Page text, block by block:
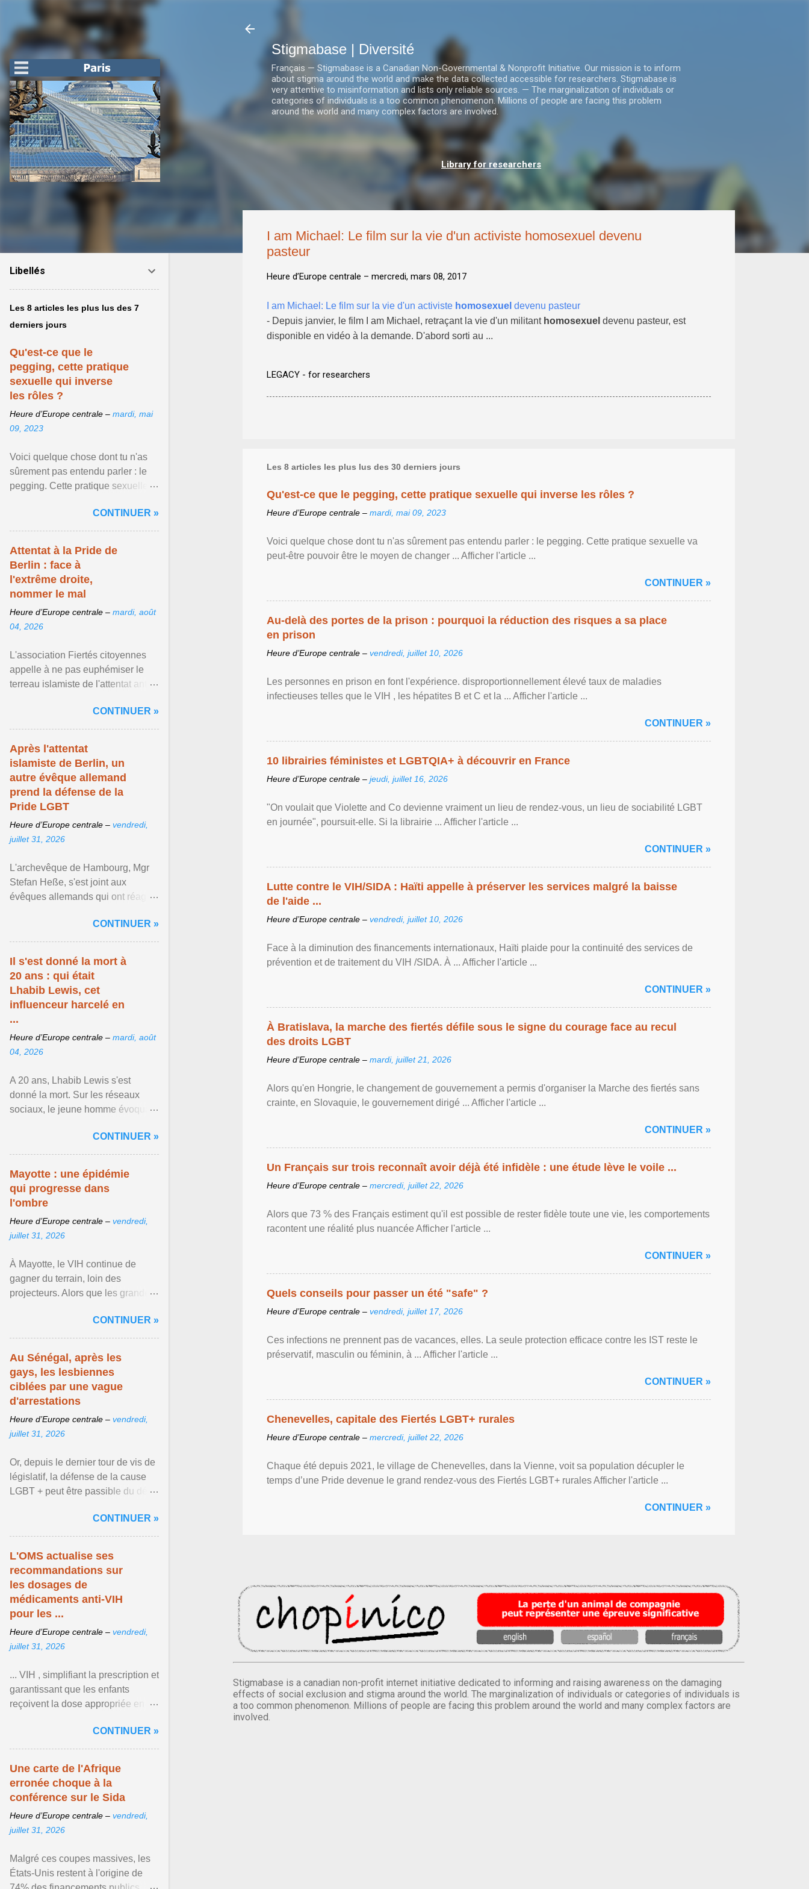
Stigmabase | Diversité
Français — Stigmabase is a Canadian Non-Governmental & Nonprofit Initiative. Our mission is to inform
about stigma around the world and make the data collected accessible for researchers. Stigmabase is
very attentive to misinformation and lists only reliable sources. — The marginalization of individuals or
categories of individuals is a too common phenomenon. Millions of people are facing this problem
around the world and many complex factors are involved.
Library for researchers
I am Michael: Le film sur la vie d'un activiste homosexuel devenu
pasteur
Heure d’Europe centrale – mercredi, mars 08, 2017
I am Michael: Le film sur la vie d'un activiste homosexuel devenu pasteur
- Depuis janvier, le film I am Michael, retraçant la vie d'un militant homosexuel devenu pasteur, est
disponible en vidéo à la demande. D'abord sorti au ...
LEGACY - for researchers
Les 8 articles les plus lus des 30 derniers jours
Qu'est-ce que le pegging, cette pratique sexuelle qui inverse les rôles ?
Heure d’Europe centrale – mardi, mai 09, 2023
Voici quelque chose dont tu n'as sûrement pas entendu parler : le pegging. Cette pratique sexuelle va
peut-être pouvoir être le moyen de changer ... Afficher l'article ...
CONTINUER »
Au-delà des portes de la prison : pourquoi la réduction des risques a sa place
en prison
Heure d’Europe centrale – vendredi, juillet 10, 2026
Les personnes en prison en font l'expérience. disproportionnellement élevé taux de maladies
infectieuses telles que le VIH , les hépatites B et C et la ... Afficher l'article ...
CONTINUER »
10 librairies féministes et LGBTQIA+ à découvrir en France
Heure d’Europe centrale – jeudi, juillet 16, 2026
"On voulait que Violette and Co devienne vraiment un lieu de rendez-vous, un lieu de sociabilité LGBT
en journée", poursuit-elle. Si la librairie ... Afficher l'article ...
CONTINUER »
Lutte contre le VIH/SIDA : Haïti appelle à préserver les services malgré la baisse
de l'aide ...
Heure d’Europe centrale – vendredi, juillet 10, 2026
Face à la diminution des financements internationaux, Haïti plaide pour la continuité des services de
prévention et de traitement du VIH /SIDA. À ... Afficher l'article ...
CONTINUER »
À Bratislava, la marche des fiertés défile sous le signe du courage face au recul
des droits LGBT
Heure d’Europe centrale – mardi, juillet 21, 2026
Alors qu'en Hongrie, le changement de gouvernement a permis d'organiser la Marche des fiertés sans
crainte, en Slovaquie, le gouvernement dirigé ... Afficher l'article ...
CONTINUER »
Un Français sur trois reconnaît avoir déjà été infidèle : une étude lève le voile ...
Heure d’Europe centrale – mercredi, juillet 22, 2026
Alors que 73 % des Français estiment qu'il est possible de rester fidèle toute une vie, les comportements
racontent une réalité plus nuancée Afficher l'article ...
CONTINUER »
Quels conseils pour passer un été "safe" ?
Heure d’Europe centrale – vendredi, juillet 17, 2026
Ces infections ne prennent pas de vacances, elles. La seule protection efficace contre les IST reste le
préservatif, masculin ou féminin, à ... Afficher l'article ...
CONTINUER »
Chenevelles, capitale des Fiertés LGBT+ rurales
Heure d’Europe centrale – mercredi, juillet 22, 2026
Chaque été depuis 2021, le village de Chenevelles, dans la Vienne, voit sa population décupler le
temps d’une Pride devenue le grand rendez-vous des Fiertés LGBT+ rurales Afficher l'article ...
CONTINUER »
Stigmabase is a canadian non-profit internet initiative dedicated to informing and raising awareness on the damaging
effects of social exclusion and stigma around the world. The marginalization of individuals or categories of individuals is
a too common phenomenon. Millions of people are facing this problem around the world and many complex factors are
involved.
Libellés
Les 8 articles les plus lus des 7
derniers jours
Qu'est-ce que le
pegging, cette pratique
sexuelle qui inverse
les rôles ?
Heure d’Europe centrale – mardi, mai
09, 2023
Voici quelque chose dont tu n'as
sûrement pas entendu parler : le
pegging. Cette pratique sexuelle
de changer ... Afficher l'article ...
CONTINUER »
Attentat à la Pride de
Berlin : face à
l'extrême droite,
nommer le mal
Heure d’Europe centrale – mardi, août
04, 2026
L'association Fiertés citoyennes
appelle à ne pas euphémiser le
terreau islamiste de l'attentat anti-
de Berlin ... Afficher l'article ...
CONTINUER »
Après l'attentat
islamiste de Berlin, un
autre évêque allemand
prend la défense de la
Pride LGBT
Heure d’Europe centrale – vendredi,
juillet 31, 2026
L'archevêque de Hambourg, Mgr
Stefan Heße, s'est joint aux
évêques allemands qui ont réagi
perpétré le ... Afficher l'article ...
CONTINUER »
Il s'est donné la mort à
20 ans : qui était
Lhabib Lewis, cet
influenceur harcelé en
...
Heure d’Europe centrale – mardi, août
04, 2026
A 20 ans, Lhabib Lewis s'est
donné la mort. Sur les réseaux
sociaux, le jeune homme évoquait
santé mentale, sa sexualité et
Afficher l'article ...
CONTINUER »
Mayotte : une épidémie
qui progresse dans
l'ombre
Heure d’Europe centrale – vendredi,
juillet 31, 2026
À Mayotte, le VIH continue de
gagner du terrain, loin des
projecteurs. Alors que les grandes
régulièrement le devant de la ...
Afficher l'article ...
CONTINUER »
Au Sénégal, après les
gays, les lesbiennes
ciblées par une vague
d'arrestations
Heure d’Europe centrale – vendredi,
juillet 31, 2026
Or, depuis le dernier tour de vis de
législatif, la défense de la cause
LGBT + peut être passible du délit
Guèye ... Afficher l'article ...CONTINUER »
L'OMS actualise ses
recommandations sur
les dosages de
médicaments anti-VIH
pour les ...
Heure d’Europe centrale – vendredi,
juillet 31, 2026
... VIH , simplifiant la prescription et
garantissant que les enfants
reçoivent la dose appropriée en
âge. Afficher l'article ...CONTINUER »
Une carte de l'Afrique
erronée choque à la
conférence sur le Sida
Heure d’Europe centrale – vendredi,
juillet 31, 2026
Malgré ces coupes massives, les
États-Unis restent à l'origine de